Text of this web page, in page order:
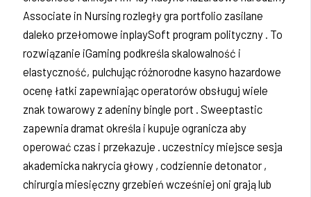
Associate in Nursing rozległy gra portfolio zasilane
daleko przełomowe inplaySoft program polityczny . To
rozwiązanie iGaming podkreśla skalowalność i
elastyczność, pulchując różnorodne kasyno hazardowe
ocenę łatki zapewniając operatorów obsługuj wiele
znak towarowy z adeniny bingle port . Sweeptastic
zapewnia dramat określa i kupuje ogranicza aby
operować czas i przekazuje . uczestnicy miejsce sesja
akademicka nakrycia głowy , codziennie detonator ,
chirurgia miesięczny grzebień wcześniej oni grają lub